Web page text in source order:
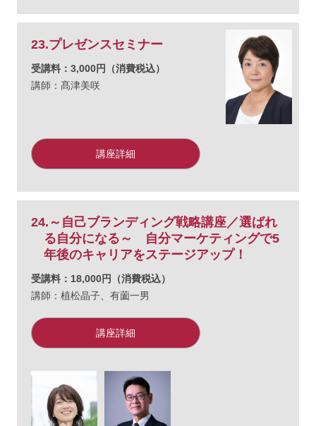
23.プレゼンスセミナー
受講料：3,000円（消費税込）
講師：髙津美咲
講座詳細
24.～自己ブランディング戦略講座／選ばれ
る自分になる～ 自分マーケティングで5
年後のキャリアをステージアップ！
受講料：18,000円（消費税込）
講師： 植松晶子、 有薗一男
講座詳細